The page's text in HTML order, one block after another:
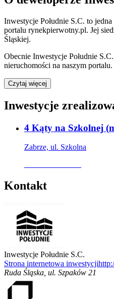
Inwestycje Południe S.C. to jedna
portalu rynekpierwotny.pl. Jej
Śląskiej.
Obecnie Inwestycje Południe S.C.
nieruchomości na naszym portalu.
Czytaj więcej
Inwestycje
4 Kąty na Szkolnej (
Zabrze, ul. Szkolna
Kontakt
Inwestycje Południe S.C.
Strona internetowa inwestycji
Ruda Śląska ul. Szpaków 21